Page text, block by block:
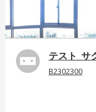
テスト_サ
B2302300